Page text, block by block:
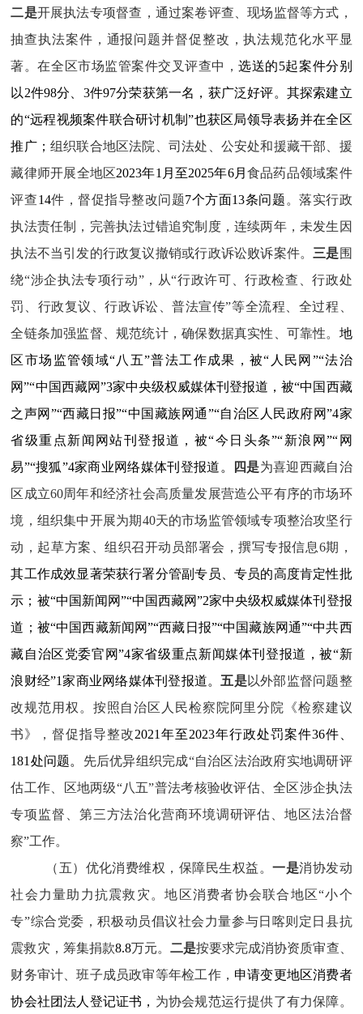
二是开展执法专项督查 ， 通过案卷评查、现场监督等方式，
抽查执法案件，通报问题并督促整改，执法规范化水平显
著。在全区市场监管案件交叉评查中，选送的5起案件分别
以2件98分、3件97分荣获第一名，获广泛好评。其探索建立
的“远程视频案件联合研讨机制”也获区局领导表扬并在全区
推广； 组织联合地区法院、司法处、公安处和援藏干部、援
藏律师开展全地区2023年1月至2025年6月食品药品领域案件
评查14件 ，督促指导整改问题7个方面13条问题 。落实行政
执法责任制
， 完善执法过错追究制度， 连续两年， 未发生因
执法不当引发的行政复议撤销或行政诉讼败诉案件。 三是围
绕“涉企执法专项行动”，从“行政许可、行政检查、行政处
罚、行政复议、行政诉讼、普法宣传”等全流程、全过程、
全链条加强监督、规范统计，确保数据真实性、可靠性。 地
区市场监管领域“八五”普法工作成果，被“人民网”“法治
网”“中国西藏网”3家中央级权威媒体刊登报道，被“中国西藏
之声网”“西藏日报”“中国藏族网通”“自治区人民政府网”4家
省级重点新闻网站刊登报道，被“今日头条”“新浪网”“网
易”“搜狐”4家商业网络媒体刊登报道。
四是为喜迎西藏自治
区成立60周年和经济社会高质量发展营造公平有序的市场环
境 ，组织集中开展为期40天的市场监管领域专项整治攻坚行
动，起草方案、组织召开动员部署会，撰写专报信息6期，
其工作成效显著荣获行署分管副专员、专员的高度肯定性批
示；被“中国新闻网”“中国西藏网”2家中央级权威媒体刊登报
道；被“中国西藏新闻网”“西藏日报”“中国藏族网通”“中共西
藏自治区党委官网”4家省级重点新闻媒体刊登报道，被“新
浪财经”1家商业网络媒体刊登报道。 五是以外部监督问题整
改规范用权。按照自治区人民检察院阿里分院《检察建议
书》，督促指导整改2021年至2023年行政处罚案件36件、
181处问题。 先后优异组织完成“自治区法治政府实地调研评
估工作、区地两级“八五”普法考核验收评估、全区涉企执法
专项监督、第三方法治化营商环境调研评估、地区法治督
察”工作。
（五） 优化消费维权，保障民生权益 。一是消协发动
社会力量助力抗震救灾。地区消费者协会联合地区“小个
专”综合党委，积极动员倡议社会力量参与日喀则定日县抗
震救灾，筹集捐款8.8万元。 二是按要求完成消协资质审查、
财务审计、班子成员政审等年检工作， 申请变更地区消费者
协会社团法人登记证书， 为协会规范运行提供了有力保障。